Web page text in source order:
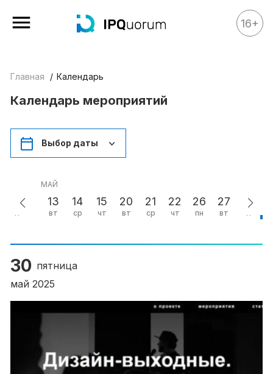
Все материалы
Legal review
События
IPQ.365
IP Stories
О нас
Календарь
Рубрики
Интеллектуальная собственность
и креативные индустрии
Кино и театр
16+
Главная Календарь
Календарь мероприятий
Выбор даты
24
чт
МАЙ
13
вт
14
ср
15
чт
20
вт
21
ср
22
чт
26
пн
27
вт
29
чт
30 пятница
май 2025